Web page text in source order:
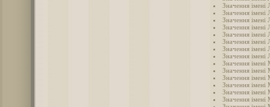
Значення імені
Значення імені
Значення імені
Значення імені
Значення імені
Значення імені
Значення імені
Значення імені
Значення імені
Значення імені
Значення імені
Значення імені
Значення імені
Значення імені